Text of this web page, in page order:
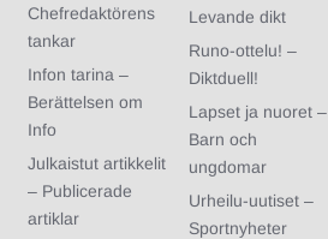
Chefredaktörens
tankar
Infon tarina –
Berättelsen om
Info
Julkaistut artikkelit
– Publicerade
artiklar
Levande dikt
Runo-ottelu! –
Diktduell!
Lapset ja nuoret –
Barn och
ungdomar
Urheilu-uutiset –
Sportnyheter